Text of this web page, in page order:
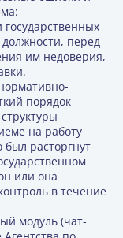
перед
им недоверия,
порядок
на работу
был расторгнут
или она
в течение
модуль (чат-